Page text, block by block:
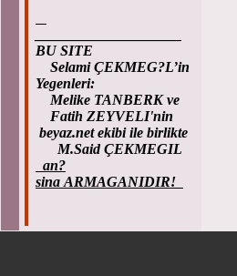
BU SITE
Selami ÇEKMEG?L’in
Yegenleri:
Melike TANBERK ve
Fatih ZEYVELI'nin
beyaz.net ekibi ile birlikte
M.Said ÇEKMEGIL
an?
sina ARMAGANIDIR!